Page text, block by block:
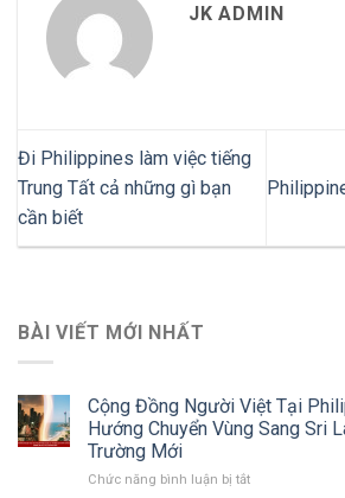
JK ADMIN
Đi Philippines làm việc tiếng
Trung Tất cả những gì bạn
cần biết
BÀI VIẾT MỚI NHẤT
Cộng Đồng Người Việt Tại
Hướng Chuyển Vùng Sang Sri
Trường Mới
Chức năng bình luận bị tắtở